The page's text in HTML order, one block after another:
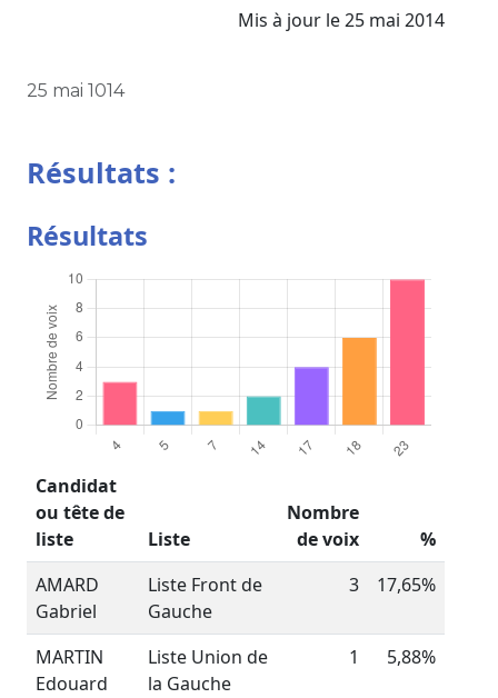
Mis à jour le 25 mai 2014
25 mai 1014
Résultats :
Résultats
Candidat
ou tête de
liste
Liste
Nombre
de voix
%
AMARD
Gabriel
Liste Front de
Gauche
3 17,65%
MARTIN
Edouard
Liste Union de
la Gauche
1 5,88%